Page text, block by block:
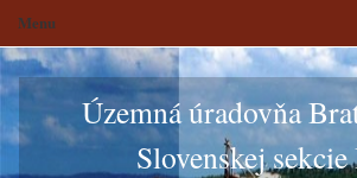
Územná úradovňa
Slovenskej
Menu